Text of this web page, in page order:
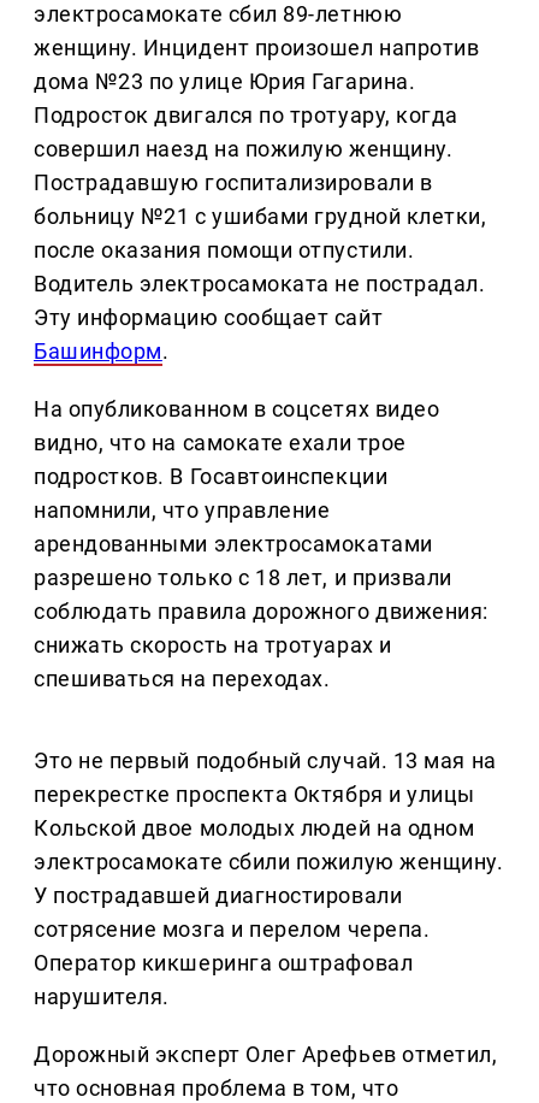
электросамокате сбил 89-летнюю
женщину. Инцидент произошел напротив
дома №23 по улице Юрия Гагарина.
Подросток двигался по тротуару, когда
совершил наезд на пожилую женщину.
Пострадавшую госпитализировали в
больницу №21 с ушибами грудной клетки,
после оказания помощи отпустили.
Водитель электросамоката не пострадал.
Эту информацию сообщает сайт
Башинформ.
На опубликованном в соцсетях видео
видно, что на самокате ехали трое
подростков. В Госавтоинспекции
напомнили, что управление
арендованными электросамокатами
разрешено только с 18 лет, и призвали
соблюдать правила дорожного движения:
снижать скорость на тротуарах и
спешиваться на переходах.
Это не первый подобный случай. 13 мая на
перекрестке проспекта Октября и улицы
Кольской двое молодых людей на одном
электросамокате сбили пожилую женщину.
У пострадавшей диагностировали
сотрясение мозга и перелом черепа.
Оператор кикшеринга оштрафовал
нарушителя.
Дорожный эксперт Олег Арефьев отметил,
что основная проблема в том, что